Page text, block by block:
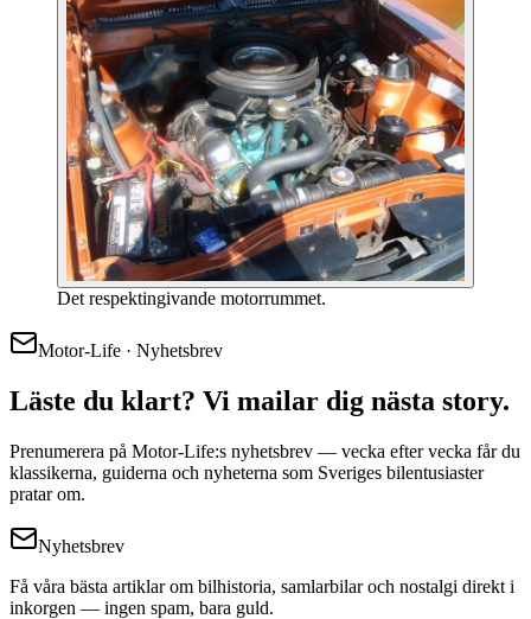
Det respektingivande motorrummet.
Motor-Life · Nyhetsbrev
Läste du klart? Vi mailar dig nästa story.
Prenumerera på Motor-Life:s nyhetsbrev — vecka efter vecka får du
klassikerna, guiderna och nyheterna som Sveriges bilentusiaster
pratar om.
Nyhetsbrev
Få våra bästa artiklar om bilhistoria, samlarbilar och nostalgi direkt i
inkorgen — ingen spam, bara guld.